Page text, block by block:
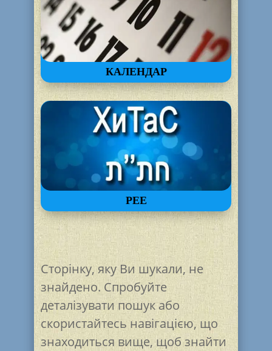
КАЛЕНДАР
РЕЕ
Сторінку, яку Ви шукали, не
знайдено. Спробуйте
деталізувати пошук або
скористайтесь навігацією, що
знаходиться вище, щоб знайти